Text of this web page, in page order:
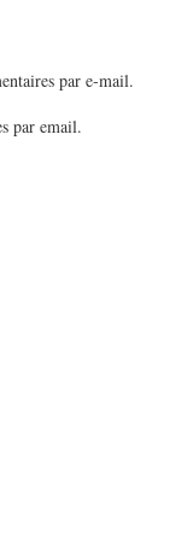
par e-mail.
par email.